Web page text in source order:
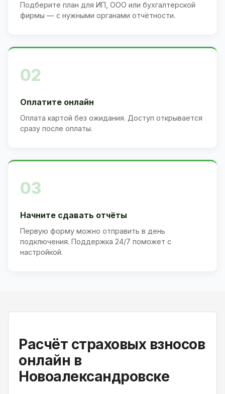
Подберите план для ИП, ООО или бухгалтерской
фирмы — с нужными органами отчётности.
02
Оплатите онлайн
Оплата картой без ожидания. Доступ открывается
сразу после оплаты.
03
Начните сдавать отчёты
Первую форму можно отправить в день
подключения. Поддержка 24/7 поможет с
настройкой.
Расчёт страховых взносов
онлайн в
Новоалександровске